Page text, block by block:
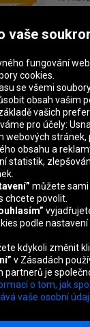
Éire
Italia
Polska
Slovenská
republika
vaše
fungování
cookies.
se všemi
obsah vašim
vašich
pro účely:
webových
obsahu a
statistik,
můžete sami
chcete povolit.
podle nastavení
kdykoli změnit
v Zásadách
partnerů je
o tom, jak
vaše osobní